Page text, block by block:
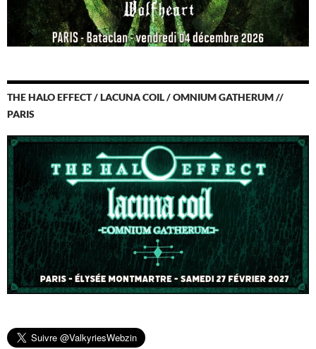
THE HALO EFFECT / LACUNA COIL / OMNIUM GATHERUM //
PARIS